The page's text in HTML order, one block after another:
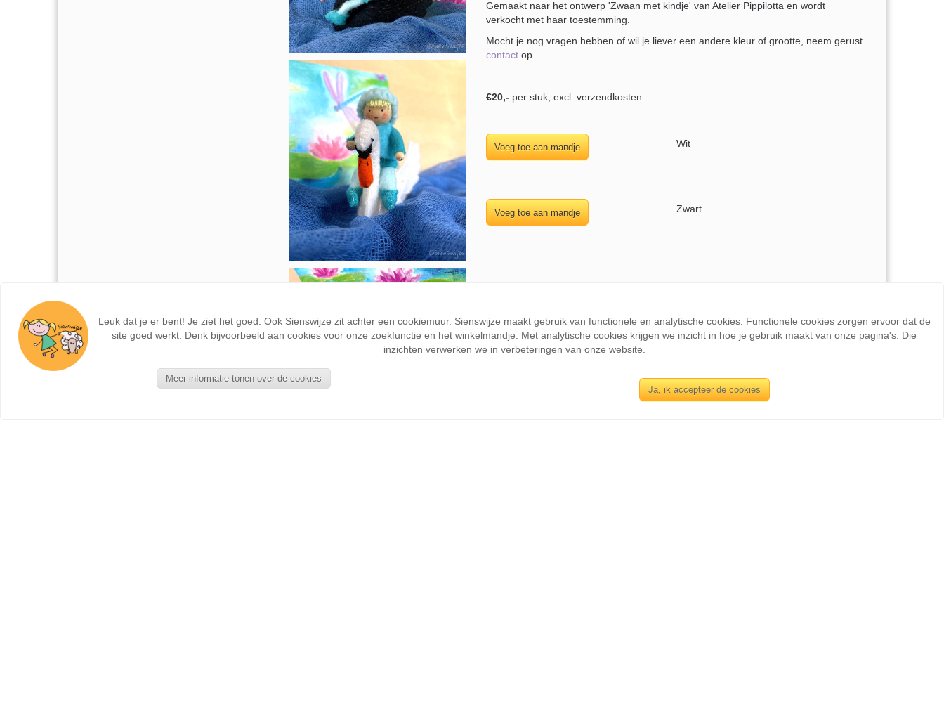
Gemaakt naar het ontwerp 'Zwaan met kindje' van Atelier Pippilotta en wordt
verkocht met haar toestemming.
Mocht je nog vragen hebben of wil je liever een andere kleur of grootte, neem gerust
contact op.
€20,- per stuk, excl. verzendkosten
Wit
Zwart
Leuk dat je er bent! Je ziet het goed: Ook Sienswijze zit achter een cookiemuur. Sienswijze maakt gebruik van functionele en analytische cookies. Functionele cookies zorgen ervoor dat de
site goed werkt. Denk bijvoorbeeld aan cookies voor onze zoekfunctie en het winkelmandje. Met analytische cookies krijgen we inzicht in hoe je gebruik maakt van onze pagina's. Die
inzichten verwerken we in verbeteringen van onze website.
Meer informatie tonen over de cookies
Ja, ik accepteer de cookies